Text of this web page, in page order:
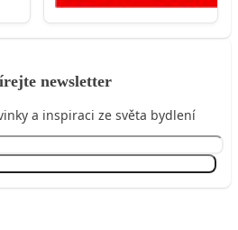
newsletter
a inspiraci ze světa bydlení